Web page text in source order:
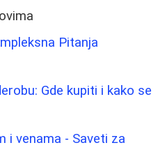
Pitanja
Gde kupiti i kako se
i venama - Saveti za